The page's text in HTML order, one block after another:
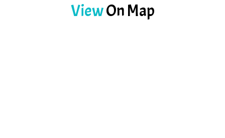
ViewOn Map